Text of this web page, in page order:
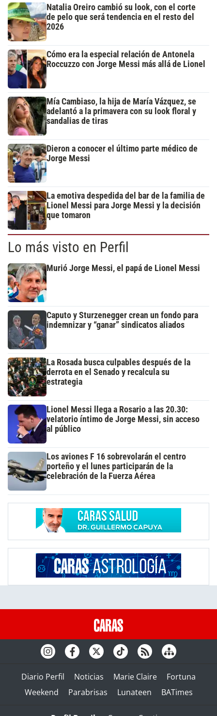
Natalia Oreiro cambió su look, con el corte
de pelo que será tendencia en el resto del
2026
Cómo era la especial relación de Antonela
Roccuzzo con Jorge Messi más allá de Lionel
Mía Cambiaso, la hija de María Vázquez, se
adelantó a la primavera con su look floral y
sandalias de tiras
Dieron a conocer el último parte médico de
Jorge Messi
La emotiva despedida del bar de la familia de
Lionel Messi para Jorge Messi y la decisión
que tomaron
Lo más visto en Perfil
Murió Jorge Messi, el papá de Lionel Messi
Caputo y Sturzenegger crean un fondo para
indemnizar y “ganar” sindicatos aliados
La Rosada busca culpables después de la
derrota en el Senado y recalcula su
estrategia
Lionel Messi llega a Rosario a las 20.30:
velatorio íntimo de Jorge Messi, sin acceso
al público
Los aviones F 16 sobrevolarán el centro
porteño y el lunes participarán de la
celebración de la Fuerza Aérea
Diario Perfil Noticias Marie Claire
Fortuna
Weekend
Parabrisas Lunateen BATimes